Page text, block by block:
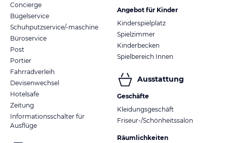
Concierge
Bügelservice
Schuhputzservice/-maschine
Büroservice
Post
Portier
Fahrradverleih
Devisenwechsel
Hotelsafe
Zeitung
Informationsschalter für
Ausflüge
Angebot für Kinder
Kinderspielplatz
Spielzimmer
Kinderbecken
Spielbereich Innen
Ausstattung
Geschäfte
Kleidungsgeschäft
Friseur-/Schönheitssalon
Räumlichkeiten